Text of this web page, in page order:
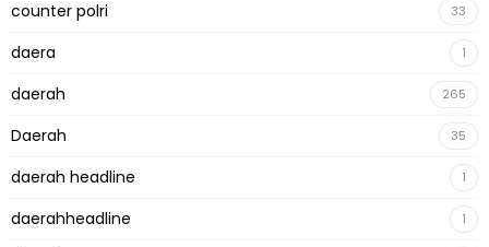
counter polri 33
daera 1
daerah 265
Daerah 35
daerah headline 1
daerahheadline 1